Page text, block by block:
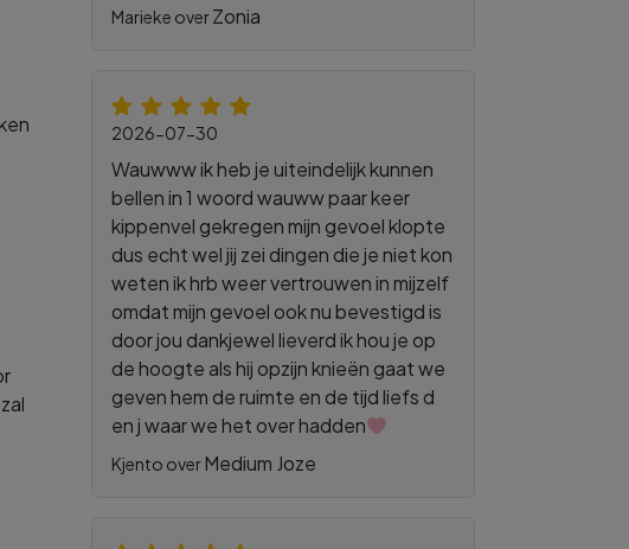
Marieke overZonia
2026-07-30
Wauwww ik heb je uiteindelijk kunnen
bellen in 1 woord wauww paar keer
kippenvel gekregen mijn gevoel klopte
dus echt wel jij zei dingen die je niet kon
weten ik hrb weer vertrouwen in mijzelf
omdat mijn gevoel ook nu bevestigd is
door jou dankjewel lieverd ik hou je op
de hoogte als hij opzijn knieën gaat we
geven hem de ruimte en de tijd liefs d
en j waar we het over hadden
Kjento overMedium Joze